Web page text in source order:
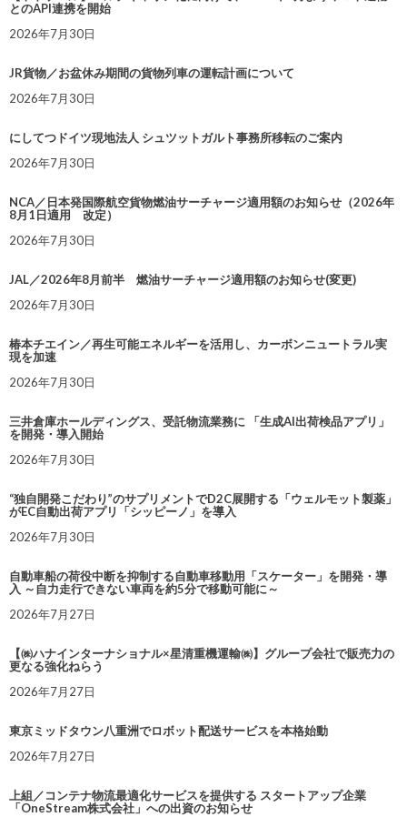
とのAPI連携を開始
2026年7月30日
JR貨物／お盆休み期間の貨物列車の運転計画について
2026年7月30日
にしてつドイツ現地法人 シュツットガルト事務所移転のご案内
2026年7月30日
NCA／日本発国際航空貨物燃油サーチャージ適用額のお知らせ（2026年
8月1日適用 改定）
2026年7月30日
JAL／2026年8月前半 燃油サーチャージ適用額のお知らせ(変更)
2026年7月30日
椿本チエイン／再生可能エネルギーを活用し、カーボンニュートラル実
現を加速
2026年7月30日
三井倉庫ホールディングス、受託物流業務に 「生成AI出荷検品アプリ」
を開発・導入開始
2026年7月30日
“独自開発こだわり”のサプリメントでD2C展開する「ウェルモット製薬」
がEC自動出荷アプリ「シッピーノ」を導入
2026年7月30日
自動車船の荷役中断を抑制する自動車移動用「スケーター」を開発・導
入 ～自力走行できない車両を約5分で移動可能に～
2026年7月27日
【㈱ハナインターナショナル×星清重機運輸㈱】グループ会社で販売力の
更なる強化ねらう
2026年7月27日
東京ミッドタウン八重洲でロボット配送サービスを本格始動
2026年7月27日
上組／コンテナ物流最適化サービスを提供する スタートアップ企業
「OneStream株式会社」への出資のお知らせ